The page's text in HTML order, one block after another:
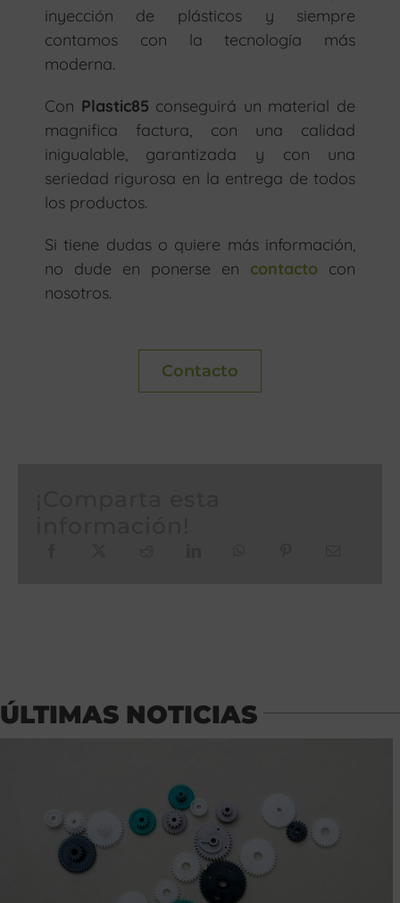
inyección de plásticos y siempre
contamos con la tecnología más
moderna.
Con Plastic85 conseguirá un material de
magnifica factura, con una calidad
inigualable, garantizada y con una
seriedad rigurosa en la entrega de todos
los productos.
Si tiene dudas o quiere más información,
no dude en ponerse en contacto con
nosotros.
Contacto
ÚLTIMAS NOTICIAS